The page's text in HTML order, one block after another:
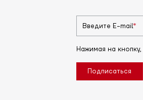
Введите E-mail*
Нажимая на
Подписаться